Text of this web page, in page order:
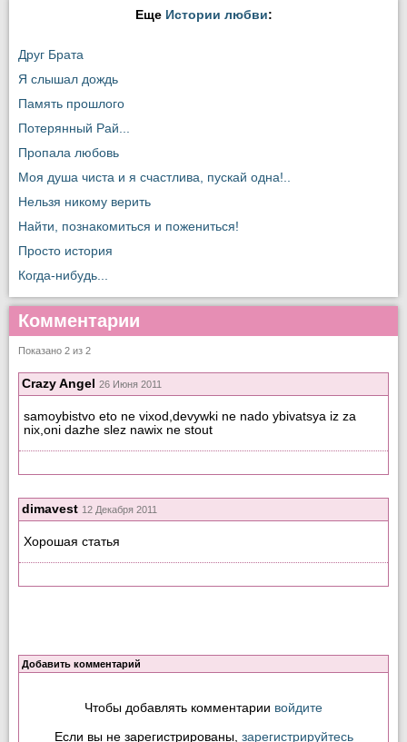
Еще Истории любви:
Друг Брата
Я слышал дождь
Память прошлого
Потерянный Рай...
Пропала любовь
Моя душа чиста и я счастлива, пускай одна!..
Нельзя никому верить
Найти, познакомиться и пожениться!
Просто история
Когда-нибудь...
Комментарии
Показано 2 из 2
Crazy Angel 26 Июня 2011
samoybistvo eto ne vixod,devywki ne nado ybivatsya iz za
nix,oni dazhe slez nawix ne stout
dimavest 12 Декабря 2011
Хорошая статья
Добавить комментарий
Чтобы добавлять комментарии войдите
Если вы не зарегистрированы, зарегистрируйтесь